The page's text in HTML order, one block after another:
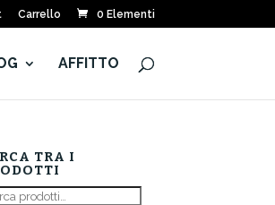
Carrello 0 Elementi
AFFITTO
TRA I